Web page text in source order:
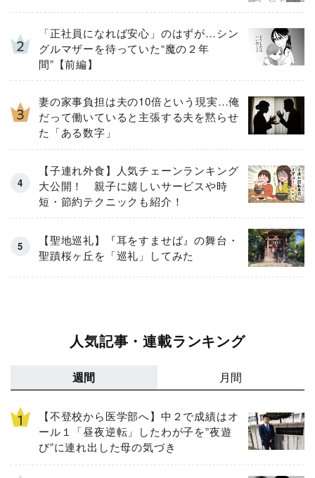
「正社員になれば安心」のはずが…シン
グルマザーを待っていた“魔の２年
間”【前編】
妻の家事負担は夫の10倍という現実…俺
だって働いていると主張する夫を黙らせ
た「ある数字」
【子連れ外食】人気チェーンランキング
大公開！ 親子に嬉しいサービスや時
短・節約テクニックも紹介！
【聖地巡礼】『耳をすませば』の舞台・
聖蹟桜ヶ丘を「巡礼」してみた
人気記事・連載ランキング
週間 月間
【不登校から医学部へ】中２で成績はオ
ール１「昼夜逆転」したわが子を”夜遊
び”に連れ出した母の気づき